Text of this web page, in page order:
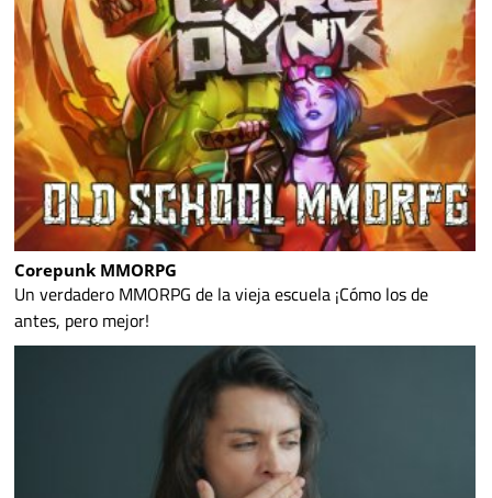
Corepunk MMORPG
Un verdadero MMORPG de la vieja escuela ¡Cómo los de
antes, pero mejor!